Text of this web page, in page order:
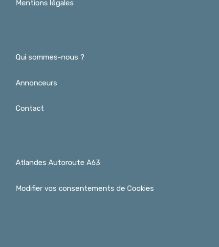
Mentions légales
Qui sommes-nous ?
Annonceurs
Contact
Atlandes Autoroute A63
Modifier vos consentements de Cookies